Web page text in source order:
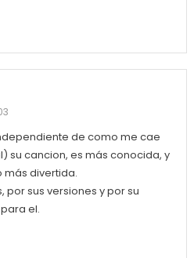
de como me cae
su cancion, es más conocida, y
divertida.
por sus versiones y por su
el.